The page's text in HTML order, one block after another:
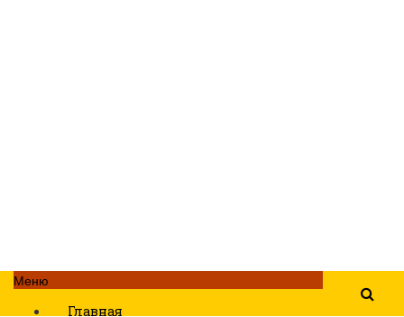
Меню
Главная